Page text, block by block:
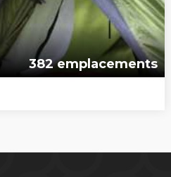
382 emplacements